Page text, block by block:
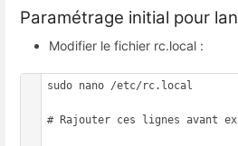
Paramétrage initial pour
Modifier le fichier rc.local :
sudo nano /etc/rc.local
# Rajouter ces lignes avant